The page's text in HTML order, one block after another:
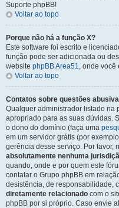
Suporte phpBB!
Voltar ao topo
Porque não há a função X?
Este software foi escrito e
função pode ser adicionada ou
website phpBB Area51, onde você
Voltar ao topo
Contatos sobre questões
Qualquer administrador listado na
apropriado para as suas dúvidas.
o dono do domínio (faça uma
em um servidor grátis (por
gerência desse serviço. Por favor,
absolutamente nenhuma
quando, onde e por quem este
contatar o Grupo phpBB em
desistência, de responsabilidade,
diretamente relacionado com o
phpBB por si próprio. Caso envie